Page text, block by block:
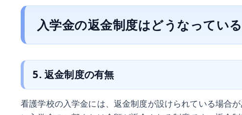
入学金の返金制度はどうなってい
5. 返金制度の有無
看護学校の入学金には、返金制度が設けられている場合